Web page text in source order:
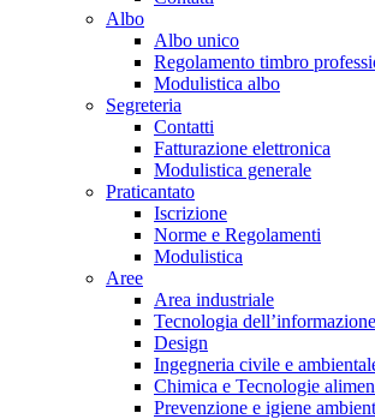
Albo
Albo unico
Regolamento timbro
Modulistica albo
Segreteria
Contatti
Fatturazione elettronica
Modulistica generale
Praticantato
Iscrizione
Norme e Regolamenti
Modulistica
Aree
Area industriale
Tecnologia dell’informazione
Design
Ingegneria civile e
Chimica e Tecnologie
Prevenzione e igiene